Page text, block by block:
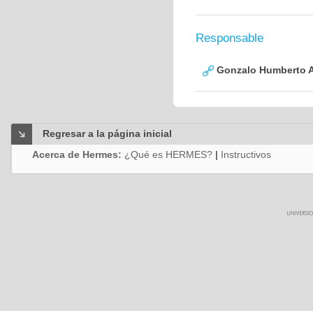
Responsable
Gonzalo Humberto
Regresar a la página inicial
Acerca de Hermes: ¿Qué es HERMES? | Instructivos